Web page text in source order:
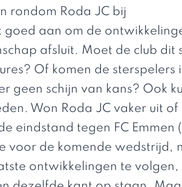
rondom Roda JC bij
aan om de
afsluit. Moet de club dit
Of komen de sterspelers
geen schijn van kans? Ook
Won Roda JC vaker uit
eindstand tegen FC Emmen
voor de komende wedstrijd,
ontwikkelingen te